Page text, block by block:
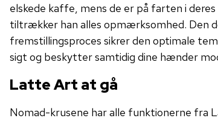
elskede kaffe, mens de er på farten i
tiltrækker han alles opmærksomhed. Den
fremstillingsproces sikrer den optimale
sigt og beskytter samtidig dine hænder
Latte Art at gå
Nomad-krusene har alle funktionerne fra